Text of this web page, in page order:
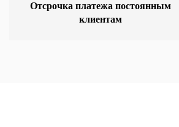
Отсрочка платежа постоянным
клиентам